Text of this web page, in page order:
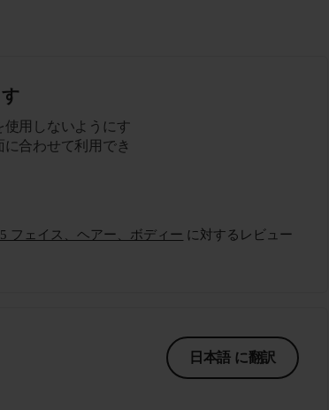
使用しないようにす
合わせて利用でき
フェイス、ヘアー、ボディー に対するレビュー
日本語 に翻訳